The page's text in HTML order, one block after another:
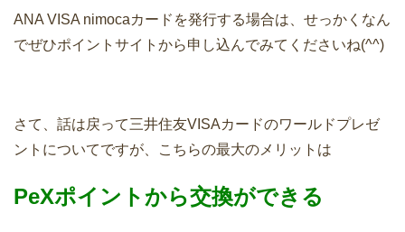
ANA VISA nimocaカードを発行する場合は、せっかくなん
でぜひポイントサイトから申し込んでみてくださいね(^^)
さて、話は戻って三井住友VISAカードのワールドプレゼ
ントについてですが、こちらの最大のメリットは
PeXポイントから交換ができる